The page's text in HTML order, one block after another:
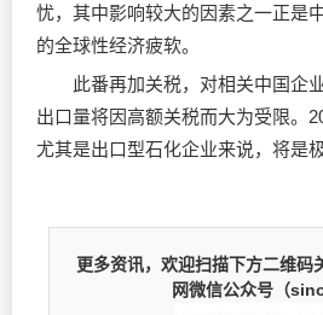
忧，其中影响较大的因素之一正是
的全球性经济疲软。
此番再加关税，对相关中国企业
出口量将因高额关税而大为受限。
尤其是出口型石化企业来说，将是
更多资讯，欢迎扫描下方二维码
网微信公众号（